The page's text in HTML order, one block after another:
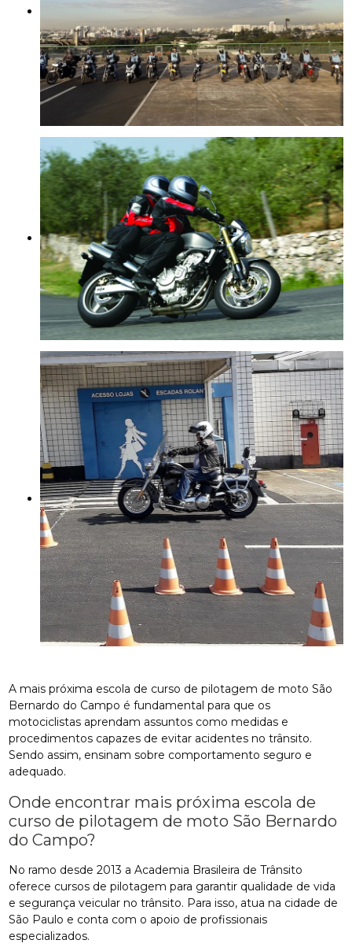
A mais próxima escola de curso de pilotagem de moto São
Bernardo do Campo é fundamental para que os
motociclistas aprendam assuntos como medidas e
procedimentos capazes de evitar acidentes no trânsito.
Sendo assim, ensinam sobre comportamento seguro e
adequado.
Onde encontrar mais próxima escola de
curso de pilotagem de moto São Bernardo
do Campo?
No ramo desde 2013 a Academia Brasileira de Trânsito
oferece cursos de pilotagem para garantir qualidade de vida
e segurança veicular no trânsito. Para isso, atua na cidade de
São Paulo e conta com o apoio de profissionais
especializados.